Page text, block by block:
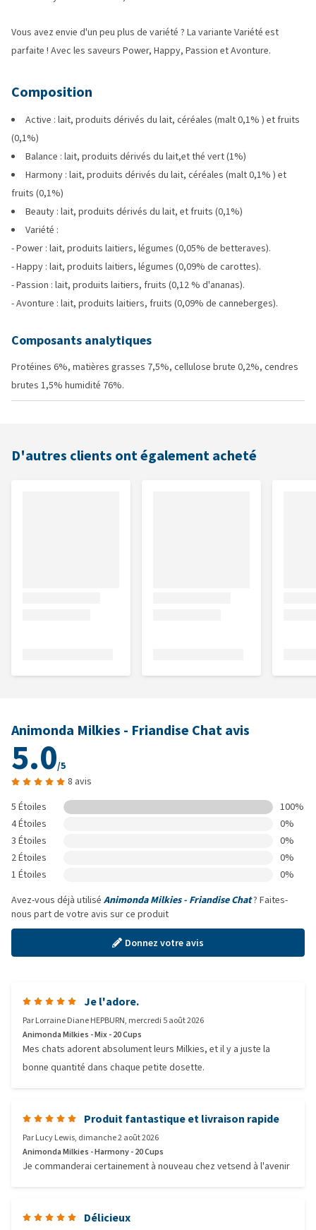
Vous avez envie d'un peu plus de variété ? La variante Variété est
parfaite ! Avec les saveurs Power, Happy, Passion et Avonture.
Composition
Active : lait, produits dérivés du lait, céréales (malt 0,1% ) et fruits
(0,1%)
Balance : lait, produits dérivés du lait,et thé vert (1%)
Harmony : lait, produits dérivés du lait, céréales (malt 0,1% ) et
fruits (0,1%)
Beauty : lait, produits dérivés du lait, et fruits (0,1%)
Variété :
- Power : lait, produits laitiers, légumes (0,05% de betteraves).
- Happy : lait, produits laitiers, légumes (0,09% de carottes).
- Passion : lait, produits laitiers, fruits (0,12 % d'ananas).
- Avonture : lait, produits laitiers, fruits (0,09% de canneberges).
Composants analytiques
Protéines 6%, matières grasses 7,5%, cellulose brute 0,2%, cendres
brutes 1,5% humidité 76%.
D'autres clients ont également acheté
Animonda Milkies - Friandise Chat avis
5.0/5
8 avis
5 Étoiles
100%
4 Étoiles
0%
3 Étoiles
0%
2 Étoiles
0%
1 Étoiles
0%
Avez-vous déjà utilisé Animonda Milkies - Friandise Chat? Faites-
nous part de votre avis sur ce produit
Donnez votre avis
Je l'adore.
ParLorraine Diane HEPBURN, mercredi 5 août 2026
Animonda Milkies - Mix - 20 Cups
Mes chats adorent absolument leurs Milkies, et il y a juste la
bonne quantité dans chaque petite dosette.
Produit fantastique et livraison rapide
ParLucy Lewis, dimanche 2 août 2026
Animonda Milkies - Harmony - 20 Cups
Je commanderai certainement à nouveau chez vetsend à l'avenir
Délicieux